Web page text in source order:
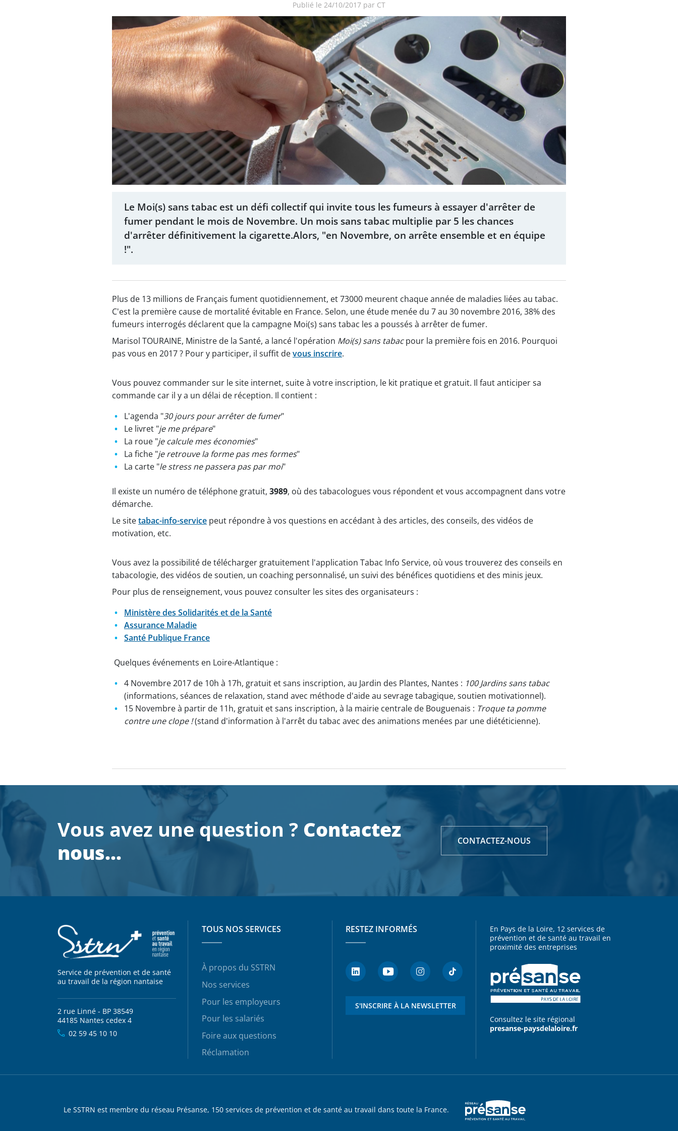
Publié le 24/10/2017 par CT
Le Moi(s) sans tabac est un défi collectif qui invite tous les fumeurs à essayer d'arrêter de
fumer pendant le mois de Novembre. Un mois sans tabac multiplie par 5 les chances
d'arrêter définitivement la cigarette.Alors, "en Novembre, on arrête ensemble et en équipe
!".
Plus de 13 millions de Français fument quotidiennement, et 73000 meurent chaque année de maladies liées au tabac.
C'est la première cause de mortalité évitable en France. Selon, une étude menée du 7 au 30 novembre 2016, 38% des
fumeurs interrogés déclarent que la campagne Moi(s) sans tabac les a poussés à arrêter de fumer.
Marisol TOURAINE, Ministre de la Santé, a lancé l'opération Moi(s) sans tabacpour la première fois en 2016. Pourquoi
pas vous en 2017 ? Pour y participer, il suffit devous inscrire.
Vous pouvez commander sur le site internet, suite à votre inscription, le kit pratique et gratuit. Il faut anticiper sa
commande car il y a un délai de réception. Il contient :
L'agenda "30 jours pour arrêter de fumer"
Le livret "je me prépare"
La roue "je calcule mes économies"
La fiche "je retrouve la forme pas mes formes"
La carte "le stress ne passera pas par moi"
Il existe un numéro de téléphone gratuit, 3989, où des tabacologues vous répondent et vous accompagnent dans votre
démarche.
Le sitetabac-info-service peut répondre à vos questions en accédant à des articles, des conseils, des vidéos de
motivation, etc.
Vous avez la possibilité de télécharger gratuitement l'application Tabac Info Service, où vous trouverez des conseils en
tabacologie, des vidéos de soutien, un coaching personnalisé, un suivi des bénéfices quotidiens et des minis jeux.
Pour plus de renseignement, vous pouvez consulter les sites des organisateurs :
Ministère des Solidarités et de la Santé
Assurance Maladie
Santé Publique France
Quelques événements en Loire-Atlantique :
4 Novembre 2017 de 10h à 17h, gratuit et sans inscription, au Jardin des Plantes, Nantes : 100 Jardins sans tabac
(informations, séances de relaxation, stand avec méthode d'aide au sevrage tabagique, soutien motivationnel).
15 Novembre à partir de 11h, gratuit et sans inscription, à la mairie centrale de Bouguenais : Troque ta pomme
contre une clope !(stand d'information à l'arrêt du tabac avec des animations menées par une diététicienne).
Vous avez une question ? Contactez
nous…
CONTACTEZ-NOUS
Service de prévention et de santé
au travail de la région nantaise
2 rue Linné - BP 38549
44185 Nantes cedex 4
02 59 45 10 10
TOUS NOS SERVICES
À propos du SSTRN
Nos services
Pour les employeurs
Pour les salariés
Foire aux questions
Réclamation
RESTEZ INFORMÉS
S'INSCRIRE À LA NEWSLETTER
En Pays de la Loire, 12 services de
prévention et de santé au travail en
proximité des entreprises
Consultez le site régional
presanse-paysdelaloire.fr
Le SSTRN est membre du réseau Présanse, 150 services de prévention et de santé au travail dans toute la France.